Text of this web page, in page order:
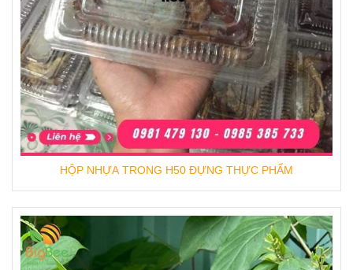
HỘP NHỰA TRONG H50 ĐỰNG THỰC PHẨM